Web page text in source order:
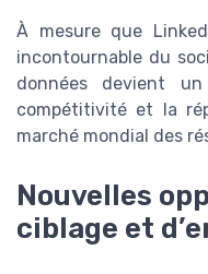
À mesure que
incontournable du
données devient
compétitivité et la
marché mondial des
Nouvelles
ciblage et